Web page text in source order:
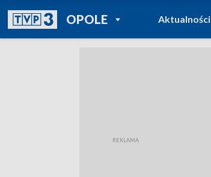
OPOLEPOWRÓT DO
TVP REGIONY
Aktualności